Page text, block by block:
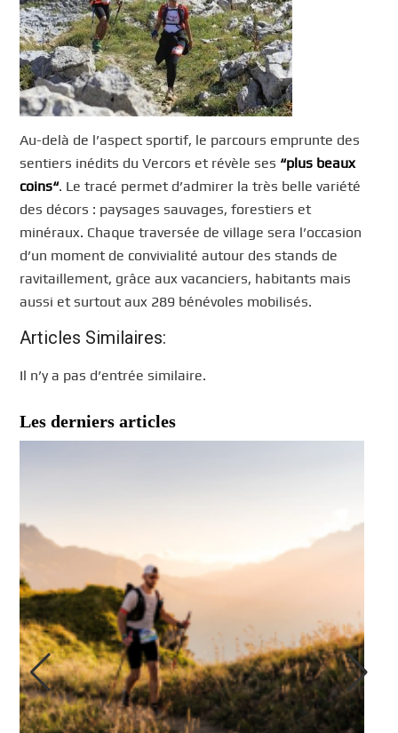
Au-delà de l’aspect sportif, le parcours emprunte des
sentiers inédits du Vercors et révèle ses “plus beaux
coins“. Le tracé permet d’admirer la très belle variété
des décors : paysages sauvages, forestiers et
minéraux. Chaque traversée de village sera l’occasion
d’un moment de convivialité autour des stands de
ravitaillement, grâce aux vacanciers, habitants mais
aussi et surtout aux 289 bénévoles mobilisés.
Articles Similaires:
Il n’y a pas d’entrée similaire.
Les derniers articles